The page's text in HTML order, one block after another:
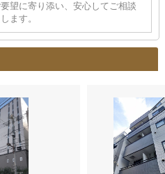
望に寄り添い、安心してご相談
ます。